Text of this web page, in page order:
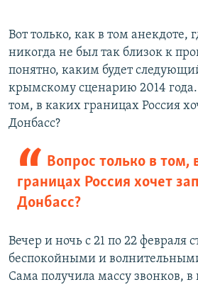
Вот только, как в том
никогда не был так близок к
понятно, каким будет
крымскому сценарию 2014 года.
том, в каких границах Россия
Донбасс?
Вопрос только в том,
границах Россия хочет
Донбасс?
Вечер и ночь с 21 по 22 февраля
беспокойными и
Сама получила массу звонков,